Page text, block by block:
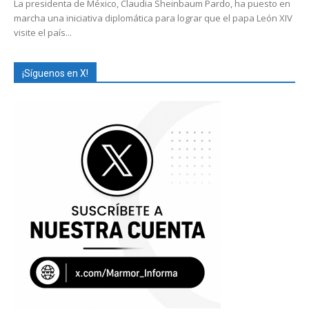
La presidenta de México, Claudia Sheinbaum Pardo, ha puesto en
marcha una iniciativa diplomática para lograr que el papa León XIV
visite el país...
¡Síguenos en X!